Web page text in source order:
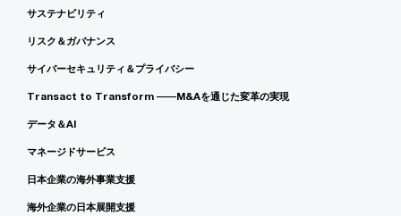
サステナビリティ
リスク＆ガバナンス
サイバーセキュリティ＆プライバシー
Transact to Transform ――M&Aを通じた変革の実現
データ＆AI
マネージドサービス
日本企業の海外事業支援
海外企業の日本展開支援